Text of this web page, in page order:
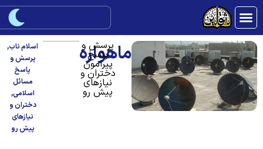
ماهواره
پرسش و
پاسخ
پیرامون
دختران و
نیازهای
پیش رو
اسلام ناب,
پرسش و
پاسخ
مسائل
اسلامی,
دختران و
نیازهای
پیش رو